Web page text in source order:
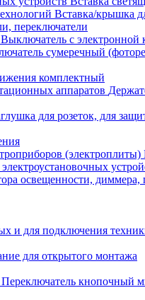
Вставка/крышка
переключатели
Выключатель с электронной
сумеречный
комплектный
для розеток, для
для открытого монтажа
Переключатель кнопочный